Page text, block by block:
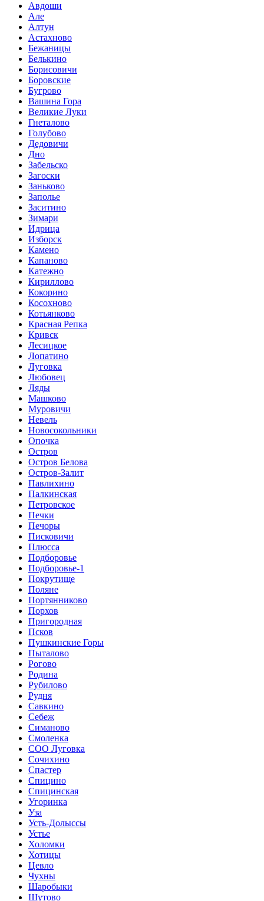
Авдоши
Але
Алтун
Астахново
Бежаницы
Белькино
Борисовичи
Боровские
Бугрово
Вашина Гора
Великие Луки
Гнеталово
Голубово
Дедовичи
Дно
Забельско
Загоски
Заньково
Заполье
Заситино
Зимари
Идрица
Изборск
Камено
Капаново
Катежно
Кириллово
Кокорино
Косохново
Котьянково
Красная Репка
Кривск
Лесицкое
Лопатино
Луговка
Любовец
Ляды
Машково
Муровичи
Невель
Новосокольники
Опочка
Остров
Остров Белова
Остров-Залит
Павлихино
Палкинская
Петровское
Печки
Печоры
Писковичи
Плюсса
Подборовье
Подборовье-1
Покрутище
Поляне
Портянниково
Порхов
Пригородная
Псков
Пушкинские Горы
Пыталово
Рогово
Родина
Рубилово
Рудня
Савкино
Себеж
Симаново
Смоленка
СОО Луговка
Сочихино
Спастер
Спицино
Спицинская
Угоринка
Уза
Усть-Долыссы
Устье
Холомки
Хотицы
Цевло
Чухны
Шаробыки
Шутово